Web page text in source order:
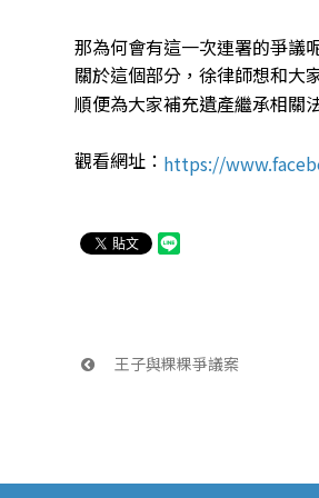
那為何會有這一次連署的爭議
關於這個部分，徐律師想和大
順便為大家補充遺產繼承相關
觀看網址： https://
王子與粿粿爭議案